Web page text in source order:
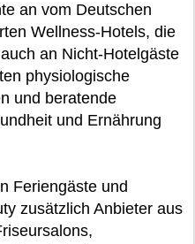
an vom Deutschen
Wellness-Hotels, die
an Nicht-Hotelgäste
physiologische
und beratende
und Ernährung
Feriengäste und
zusätzlich Anbieter aus